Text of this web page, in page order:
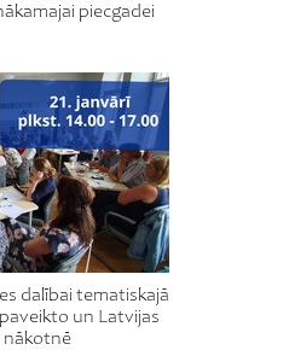
piecgadei
dalībai tematiskajā
un Latvijas
nākotnē